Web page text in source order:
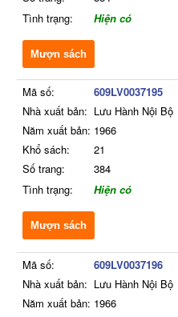
Tình trạng:
Hiện có
Mượn sách
Mã số:
609LV0037195
Nhà xuất bản: Lưu Hành Nội Bộ
Năm xuất bản: 1966
Khổ sách:
21
Số trang:
384
Tình trạng:
Hiện có
Mượn sách
Mã số:
609LV0037196
Nhà xuất bản: Lưu Hành Nội Bộ
Năm xuất bản: 1966